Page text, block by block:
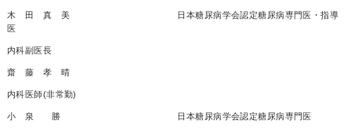
木 田 真 美 日本糖尿病学会認定糖尿病専門医・指導
医
内科副医長
齋 藤 孝 晴
内科医師(非常勤)
小 泉 勝 日本糖尿病学会認定糖尿病専門医